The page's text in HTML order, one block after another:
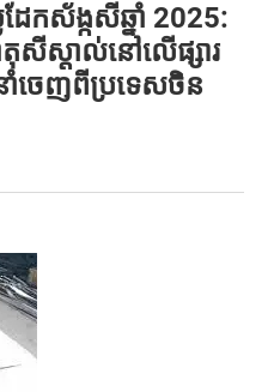
ដែកស័ង្កសីឆ្នាំ 2025:
តុសីស្តាល់នៅលើផ្សារ
ចេញពីប្រទេសចិន